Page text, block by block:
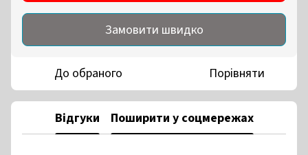
Замовити швидко
До обраного Порівняти
Відгуки Поширити у соцмережах